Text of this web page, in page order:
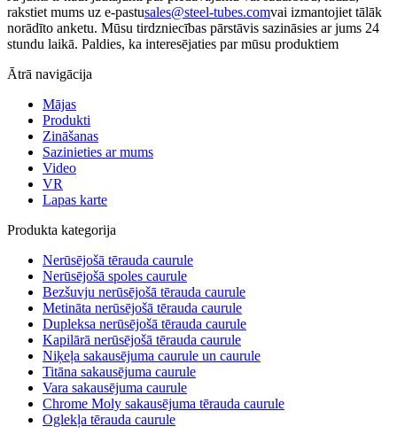
rakstiet mums uz e-pastusales@steel-tubes.comvai izmantojiet tālāk
norādīto anketu. Mūsu tirdzniecības pārstāvis sazināsies ar jums 24
stundu laikā. Paldies, ka interesējaties par mūsu produktiem
Ātrā navigācija
Mājas
Produkti
Zināšanas
Sazinieties ar mums
Video
VR
Lapas karte
Produkta kategorija
Nerūsējošā tērauda caurule
Nerūsējošā spoles caurule
Bezšuvju nerūsējošā tērauda caurule
Metināta nerūsējošā tērauda caurule
Dupleksa nerūsējošā tērauda caurule
Kapilārā nerūsējošā tērauda caurule
Niķeļa sakausējuma caurule un caurule
Titāna sakausējuma caurule
Vara sakausējuma caurule
Chrome Moly sakausējuma tērauda caurule
Oglekļa tērauda caurule